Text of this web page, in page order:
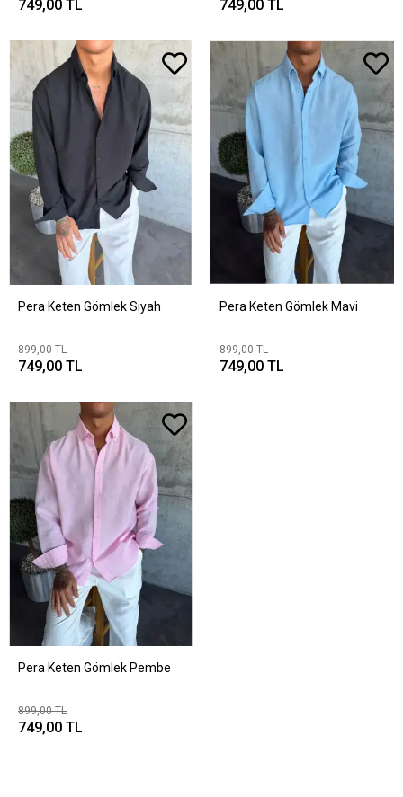
749,00 TL 749,00 TL
Pera Keten Gömlek Siyah
899,00 TL
749,00 TL
Pera Keten Gömlek Mavi
899,00 TL
749,00 TL
Pera Keten Gömlek Pembe
899,00 TL
749,00 TL